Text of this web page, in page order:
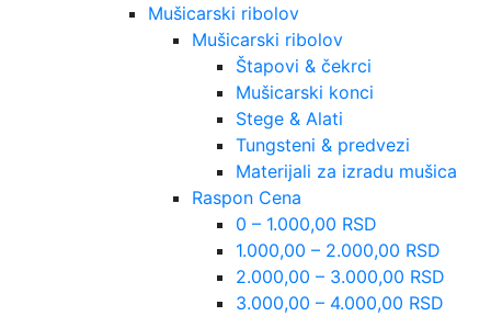
Mušicarski ribolov
Mušicarski ribolov
Štapovi & čekrci
Mušicarski konci
Stege & Alati
Tungsteni & predvezi
Materijali za izradu mušica
Raspon Cena
0 – 1.000,00 RSD
1.000,00 – 2.000,00 RSD
2.000,00 – 3.000,00 RSD
3.000,00 – 4.000,00 RSD